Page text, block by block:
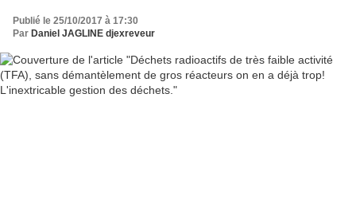
Publié le 25/10/2017 à 17:30
Par Daniel JAGLINE djexreveur